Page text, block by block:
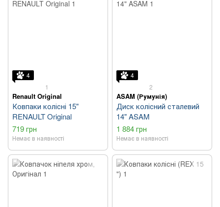
4
1
Renault Original
Ковпаки колісні 15"
RENAULT Original
719 грн
Немає в наявності
4
2
ASAM (Румунія)
Диск колісний сталевий
14" ASAM
1 884 грн
Немає в наявності